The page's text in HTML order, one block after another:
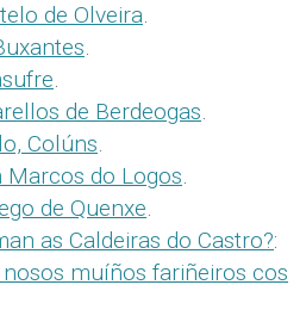
de Olveira.
.
.
de Berdeogas.
Colúns.
Marcos do Logos.
de Quenxe.
as Caldeiras do Castro?:
muíños fariñeiros cos